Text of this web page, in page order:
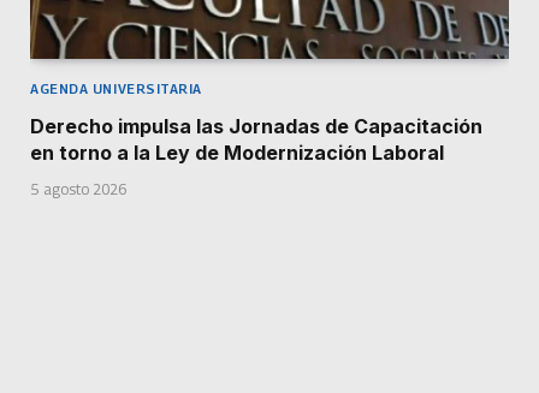
AGENDA UNIVERSITARIA
Derecho impulsa las Jornadas de Capacitación
en torno a la Ley de Modernización Laboral
5 agosto 2026